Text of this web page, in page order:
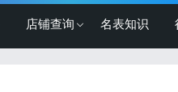
店铺查询 名表知识